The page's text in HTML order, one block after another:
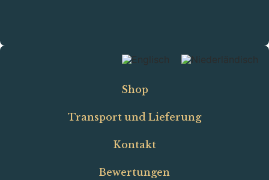
Shop
Transport und Lieferung
Kontakt
Bewertungen